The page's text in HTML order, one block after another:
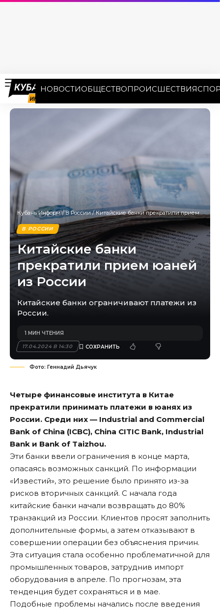
НОВОСТИОБЩЕСТВОПРОИСШЕСТВИЯ
Кубань Информ/В России/Китайские банки прекратили прием юаней из России
В РОССИИ
Китайские банки
прекратили прием юаней
из России
Китайские банки ограничивают платежи из
России.
17.04.2024 В 14:30
1 МИН ЧТЕНИЯ
Фото: Геннадий Дьячук
Четыре финансовые института в Китае
прекратили принимать платежи в юанях из
России. Среди них — Industrial and Commercial
Bank of China (ICBC), China CITIC Bank, Industrial
Bank и Bank of Taizhou.
Эти банки ввели ограничения в конце марта,
опасаясь возможных санкций. По информации
«Известий», это решение было принято из-за
рисков вторичных санкций. С начала года
китайские банки начали возвращать до 80%
транзакций из России. Клиентов просят заполнить
дополнительные формы, а затем отказывают в
совершении операции без объяснения причин.
Эта ситуация стала особенно проблематичной для
промышленных товаров, затруднив импорт
оборудования в апреле. По прогнозам, эта
тенденция будет сохраняться и в мае.
Подобные проблемы начались после введения